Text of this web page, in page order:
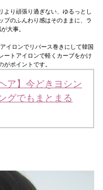
より頑張り過ぎない、ゆるっとし
プのふんわり感はそのままに、ラ
大事。
イロンでリバース巻きにして韓国
ートアイロンで軽くカーブをかけ
ポイントです。
ア】今どきヨシン
グでもまとまる